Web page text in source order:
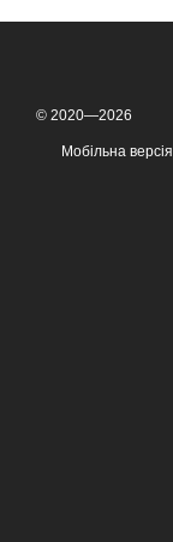
© 2020—2026
Мобільна версія